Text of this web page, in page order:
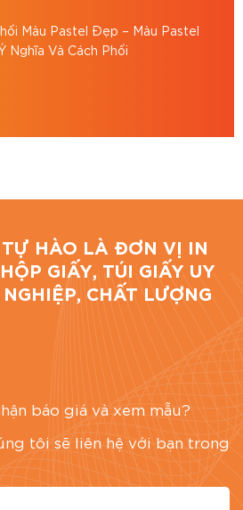
Màu Pastel Đẹp – Màu Pastel
Nghĩa Và Cách Phối
HÀO LÀ ĐƠN VỊ IN
GIẤY, TÚI GIẤY UY
CHẤT LƯỢNG
báo giá và xem mẫu?
tôi sẽ liên hệ với bạn trong